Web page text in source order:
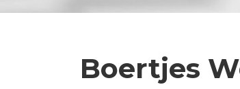
Boertjes